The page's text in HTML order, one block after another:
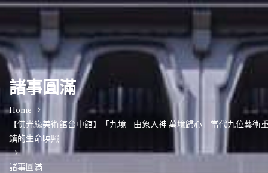
諸事圓滿
Home
【佛光緣美術館台中館】「九境—由象入神 萬境歸心」當代九位藝術
鎮的生命映照
諸事圓滿